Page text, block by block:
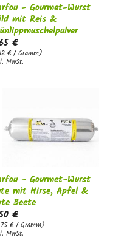
- Gourmet-Wurst
mit Reis &
€
€ / Gramm)
MwSt.
- Gourmet-Wurst
mit Hirse, Apfel &
Beete
€
€ / Gramm)
MwSt.